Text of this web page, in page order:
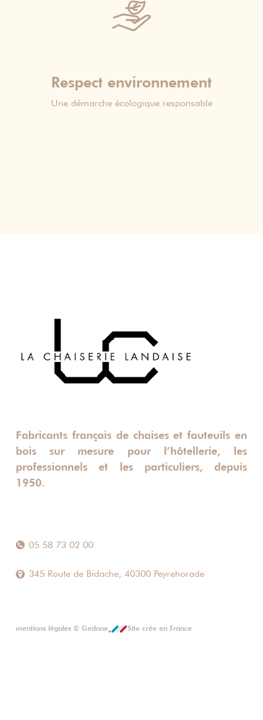
Respect environnement
Une démarche écologique responsable
Fabricants français de chaises et fauteuils en
bois sur mesure pour l’hôtellerie, les
professionnels et les particuliers, depuis
1950.
05 58 73 02 00
345 Route de Bidache, 40300 Peyrehorade
mentions légales© Gedone Site crée en France